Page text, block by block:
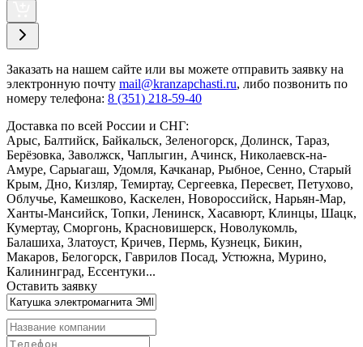
Заказать на нашем сайте или вы можете отправить заявку на
электронную почту mail@kranzapchasti.ru, либо позвонить по
номеру телефона: 8 (351) 218-59-40
Доставка по всей России и СНГ:
Арыс, Балтийск, Байкальск, Зеленогорск, Долинск, Тараз,
Берёзовка, Заволжск, Чаплыгин, Ачинск, Николаевск-на-
Амуре, Сарыагаш, Удомля, Качканар, Рыбное, Сенно, Старый
Крым, Дно, Кизляр, Темиртау, Сергеевка, Пересвет, Петухово,
Облучье, Камешково, Каскелен, Новороссийск, Нарьян-Мар,
Ханты-Мансийск, Топки, Ленинск, Хасавюрт, Клинцы, Шацк,
Кумертау, Сморгонь, Красновишерск, Новолукомль,
Балашиха, Златоуст, Кричев, Пермь, Кузнецк, Бикин,
Макаров, Белогорск, Гаврилов Посад, Устюжна, Мурино,
Калининград, Ессентуки...
Оставить заявку